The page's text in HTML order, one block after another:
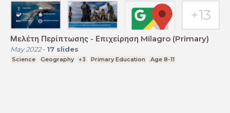
Μελέτη Περίπτωσης - Επιχείρηση Milagro (Primary)
May 2022- 17 slides
Science Geography +3 Primary Education Age 8-11